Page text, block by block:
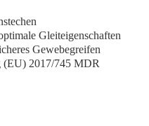
Gleiteigenschaften
Gewebegreifen
(EU) 2017/745 MDR